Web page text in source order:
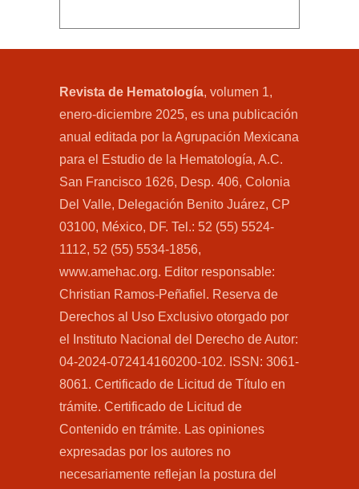
Revista de Hematología, volumen 1,
enero-diciembre 2025, es una publicación
anual editada por la Agrupación Mexicana
para el Estudio de la Hematología, A.C.
San Francisco 1626, Desp. 406, Colonia
Del Valle, Delegación Benito Juárez, CP
03100, México, DF. Tel.: 52 (55) 5524-
1112, 52 (55) 5534-1856,
www.amehac.org. Editor responsable:
Christian Ramos-Peñafiel. Reserva de
Derechos al Uso Exclusivo otorgado por
el Instituto Nacional del Derecho de Autor:
04-2024-072414160200-102. ISSN: 3061-
8061. Certificado de Licitud de Título en
trámite. Certificado de Licitud de
Contenido en trámite. Las opiniones
expresadas por los autores no
necesariamente reflejan la postura del